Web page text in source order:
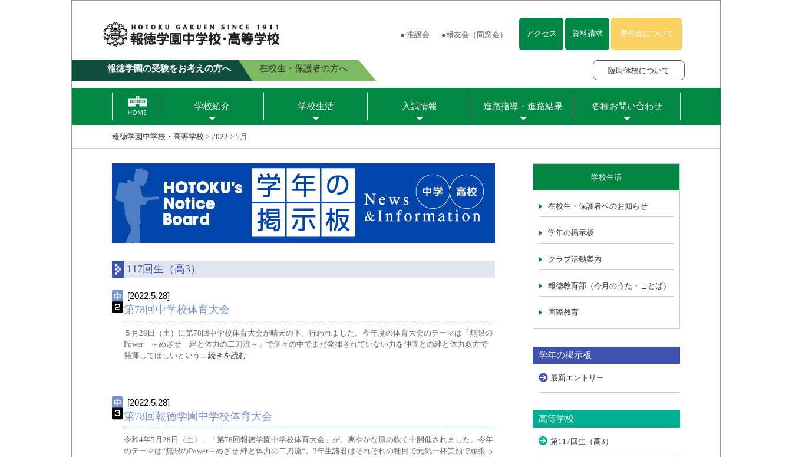
● 推譲会 ●報友会（同窓会） アクセス 資料請求 寄付金について
報徳学園の受験をお考えの方へ 在校生・保護者の方へ 臨時休校について
学校紹介 学校生活 入試情報 進路指導・進路結果 各種お問い合わせ
報徳学園中学校・高等学校 > 2022 > 5月
117回生（高3）
[2022.5.28]
第78回中学校体育大会
５月28日（土）に第78回中学校体育大会が晴天の下、行われました。今年度の体育大会のテーマは「無限の
Power ～めざせ 絆と体力の二刀流～」で個々の中でまだ発揮されていない力を仲間との絆と体力双方で
発揮してほしいという…続きを読む
[2022.5.28]
第78回報徳学園中学校体育大会
令和4年5月28日（土）、「第78回報徳学園中学校体育大会」が、爽やかな風の吹く中開催されました。今年
のテーマは“無限のPower～めざせ 絆と体力の二刀流“。3年生諸君はそれぞれの種目で元気一杯笑顔で頑張っ
学校生活
在校生・保護者へのお知らせ
学年の掲示板
クラブ活動案内
報徳教育部（今月のうた・ことば）
国際教育
学年の掲示板
最新エントリー
高等学校
第117回生（高3）